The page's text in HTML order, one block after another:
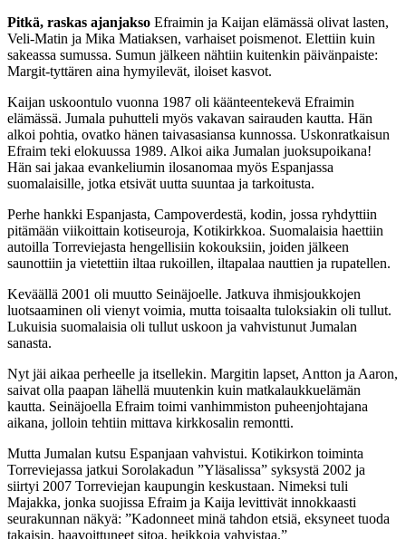
Pitkä, raskas ajanjakso Efraimin ja Kaijan elämässä olivat lasten,
Veli-Matin ja Mika Matiaksen, varhaiset poismenot. Elettiin kuin
sakeassa sumussa. Sumun jälkeen nähtiin kuitenkin päivänpaiste:
Margit-tyttären aina hymyilevät, iloiset kasvot.
Kaijan uskoontulo vuonna 1987 oli käänteentekevä Efraimin
elämässä. Jumala puhutteli myös vakavan sairauden kautta. Hän
alkoi pohtia, ovatko hänen taivasasiansa kunnossa. Uskonratkaisun
Efraim teki elokuussa 1989. Alkoi aika Jumalan juoksupoikana!
Hän sai jakaa evankeliumin ilosanomaa myös Espanjassa
suomalaisille, jotka etsivät uutta suuntaa ja tarkoitusta.
Perhe hankki Espanjasta, Campoverdestä, kodin, jossa ryhdyttiin
pitämään viikoittain kotiseuroja, Kotikirkkoa. Suomalaisia haettiin
autoilla Torreviejasta hengellisiin kokouksiin, joiden jälkeen
saunottiin ja vietettiin iltaa rukoillen, iltapalaa nauttien ja rupatellen.
Keväällä 2001 oli muutto Seinäjoelle. Jatkuva ihmisjoukkojen
luotsaaminen oli vienyt voimia, mutta toisaalta tuloksiakin oli tullut.
Lukuisia suomalaisia oli tullut uskoon ja vahvistunut Jumalan
sanasta.
Nyt jäi aikaa perheelle ja itsellekin. Margitin lapset, Antton ja Aaron,
saivat olla paapan lähellä muutenkin kuin matkalaukkuelämän
kautta. Seinäjoella Efraim toimi vanhimmiston puheenjohtajana
aikana, jolloin tehtiin mittava kirkkosalin remontti.
Mutta Jumalan kutsu Espanjaan vahvistui. Kotikirkon toiminta
Torreviejassa jatkui Sorolakadun ”Yläsalissa” syksystä 2002 ja
siirtyi 2007 Torreviejan kaupungin keskustaan. Nimeksi tuli
Majakka, jonka suojissa Efraim ja Kaija levittivät innokkaasti
seurakunnan näkyä: ”Kadonneet minä tahdon etsiä, eksyneet tuoda
takaisin, haavoittuneet sitoa, heikkoja vahvistaa.”